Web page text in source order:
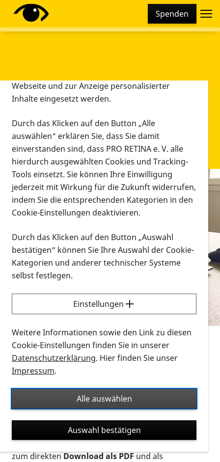
Spenden
Infomaterial
Infomaterial
Vorlesen
Alle Infomaterialien in verschiedenen
Formaten an einem Ort
Sie möchten wissen, wie Sie nach Infonmaterial
suchen und dieses bestellen bzw. herunterladen
können? Schauen Sie sich dieErklärvideos zum
Thema Infomaterial auf der PRO RETINA-Website
für blinde und sehbehinderte Menschen an.
Auf dieser Seite finden Sie sämtliches Infomaterial
Ort. Nutzen Sie den Formatfilter, um ausschließlich
nach Flyern und Broschüren, Audios oder Videos zu
suchen. Die meisten Flyer und Broschüren werden in
verschiedenen Formaten angeboten: zur
postalischen Bestellung als gedruckte Variante
zum direktenDownload als PDFund als
Diese Webseite setzt verschiedene Cookies und
Tracking-Tools ein. Dies beinhaltet Cookies und
Webseite und zur Anzeige personalisierter
Inhalte eingesetzt werden.
Durch das Klicken auf den Button „Alle
auswählen“ erklären Sie, dass Sie damit
einverstanden sind, dass PRO RETINA e. V. alle
hierdurch ausgewählten Cookies und Tracking-
Tools einsetzt. Sie können Ihre Einwilligung
jederzeit mit Wirkung für die Zukunft widerrufen,
indem Sie die entsprechenden Kategorien in den
Cookie-Einstellungen deaktivieren.
Durch das Klicken auf den Button „Auswahl
bestätigen“ können Sie Ihre Auswahl der Cookie-
Kategorien und anderer technischer Systeme
selbst festlegen.
Einstellungen
Weitere Informationen sowie den Link zu diesen
Cookie-Einstellungen finden Sie in unserer
Datenschutzerklärung. Hier finden Sie unser
Impressum.
Alle auswählen
Auswahl bestätigen